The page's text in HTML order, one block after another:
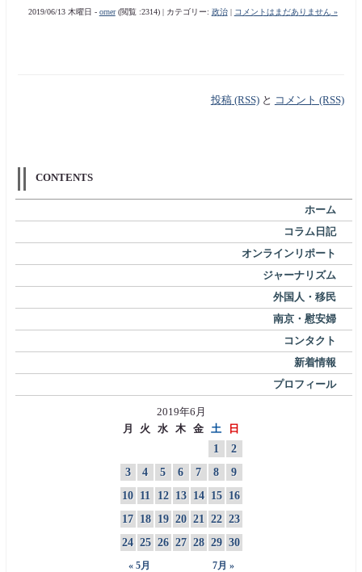
2019/06/13 木曜日 - orner(閲覧 :2314) | カテゴリー: 政治| コメントはまだありません »
投稿 (RSS)と コメント (RSS)
CONTENTS
ホーム
コラム日記
オンラインリポート
ジャーナリズム
外国人・移民
南京・慰安婦
コンタクト
新着情報
プロフィール
2019年6月
月
火 水 木 金 土 日
« 5月 7月 »
1
2
3
4 5 6 7 8
9
10 11 12 13 14 15
16
17 18 19 20 21 22 23
24 25 26 27 28 29 30